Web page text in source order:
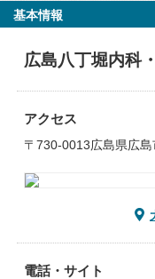
基本情報
広島八丁堀内科
アクセス
〒730-0013広島県広
電話・サイト